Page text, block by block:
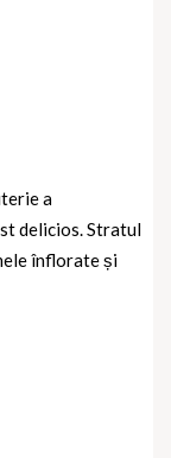
a
delicios. Stratul
înflorate și